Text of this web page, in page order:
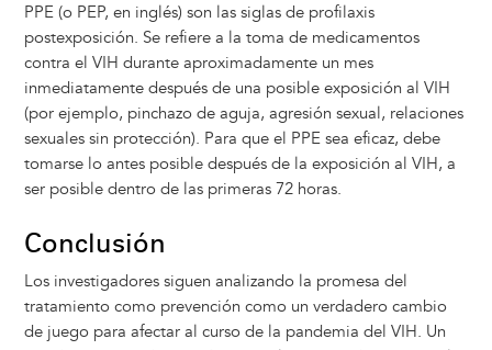
PPE (o PEP, en inglés) son las siglas de profilaxis
postexposición. Se refiere a la toma de medicamentos
contra el VIH durante aproximadamente un mes
inmediatamente después de una posible exposición al VIH
(por ejemplo, pinchazo de aguja, agresión sexual, relaciones
sexuales sin protección). Para que el PPE sea eficaz, debe
tomarse lo antes posible después de la exposición al VIH, a
ser posible dentro de las primeras 72 horas.
Conclusión
Los investigadores siguen analizando la promesa del
tratamiento como prevención como un verdadero cambio
de juego para afectar al curso de la pandemia del VIH. Un